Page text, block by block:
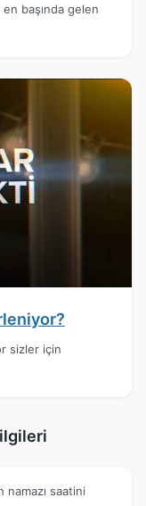
en başında gelen
sizler için
namazı saatini